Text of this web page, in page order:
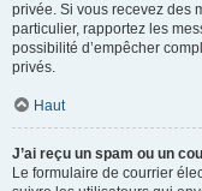
privée. Si vous recevez des
particulier, rapportez les
possibilité d’empêcher
privés.
Haut
J’ai reçu un spam ou un
Le formulaire de courrier